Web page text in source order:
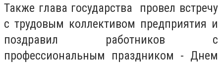
Также глава государства провел встречу
с трудовым коллективом предприятия и
поздравил работников с
профессиональным праздником - Днем